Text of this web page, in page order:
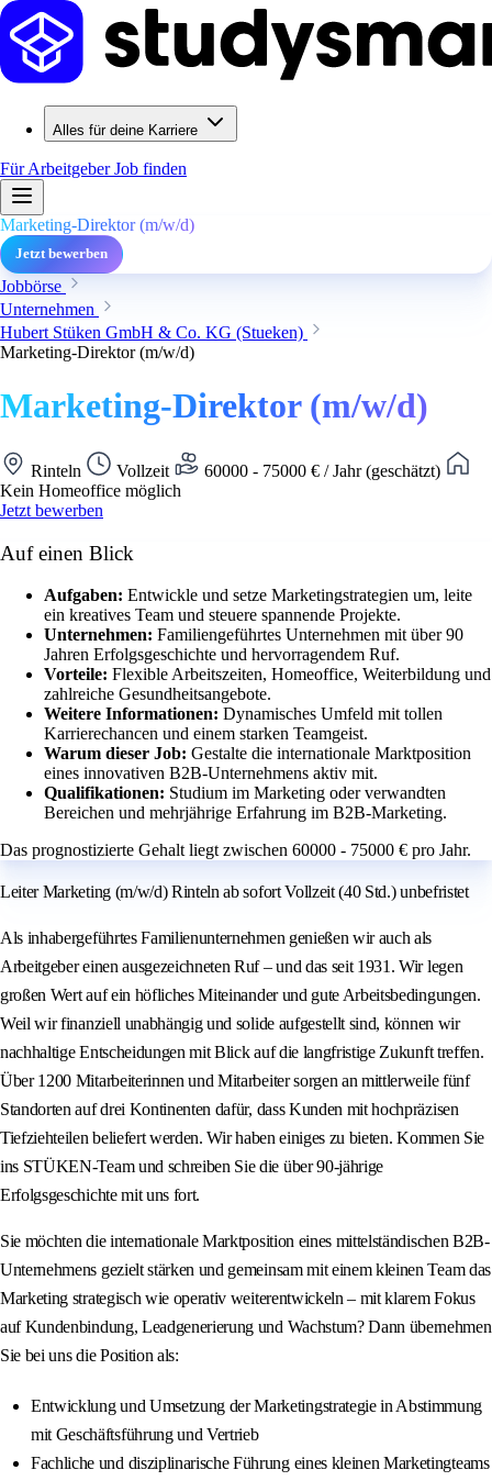
Alles für deine Karriere
Für ArbeitgeberJob finden
Marketing-Direktor (m/w/d)
Jetzt bewerben
Jobbörse
Unternehmen
Hubert Stüken GmbH & Co. KG (Stueken)
Marketing-Direktor (m/w/d)
Marketing-Direktor (m/w/d)
Rinteln Vollzeit
60000 - 75000 € / Jahr (geschätzt)
Kein Homeoffice möglich
Jetzt bewerben
Auf einen Blick
Aufgaben: Entwickle und setze Marketingstrategien um, leite
ein kreatives Team und steuere spannende Projekte.
Unternehmen: Familiengeführtes Unternehmen mit über 90
Jahren Erfolgsgeschichte und hervorragendem Ruf.
Vorteile: Flexible Arbeitszeiten, Homeoffice, Weiterbildung und
zahlreiche Gesundheitsangebote.
Weitere Informationen: Dynamisches Umfeld mit tollen
Karrierechancen und einem starken Teamgeist.
Warum dieser Job: Gestalte die internationale Marktposition
eines innovativen B2B-Unternehmens aktiv mit.
Qualifikationen: Studium im Marketing oder verwandten
Bereichen und mehrjährige Erfahrung im B2B-Marketing.
Das prognostizierte Gehalt liegt zwischen 60000 - 75000 € pro Jahr.
Leiter Marketing (m/w/d) Rinteln ab sofort Vollzeit (40 Std.) unbefristet
Als inhabergeführtes Familienunternehmen genießen wir auch als
Arbeitgeber einen ausgezeichneten Ruf – und das seit 1931. Wir legen
großen Wert auf ein höfliches Miteinander und gute Arbeitsbedingungen.
Weil wir finanziell unabhängig und solide aufgestellt sind, können wir
nachhaltige Entscheidungen mit Blick auf die langfristige Zukunft treffen.
Über 1200 Mitarbeiterinnen und Mitarbeiter sorgen an mittlerweile fünf
Standorten auf drei Kontinenten dafür, dass Kunden mit hochpräzisen
Tiefziehteilen beliefert werden. Wir haben einiges zu bieten. Kommen Sie
ins STÜKEN-Team und schreiben Sie die über 90-jährige
Erfolgsgeschichte mit uns fort.
Sie möchten die internationale Marktposition eines mittelständischen B2B-
Unternehmens gezielt stärken und gemeinsam mit einem kleinen Team das
Marketing strategisch wie operativ weiterentwickeln – mit klarem Fokus
auf Kundenbindung, Leadgenerierung und Wachstum? Dann übernehmen
Sie bei uns die Position als:
Entwicklung und Umsetzung der Marketingstrategie in Abstimmung
mit Geschäftsführung und Vertrieb
Fachliche und disziplinarische Führung eines kleinen Marketingteams